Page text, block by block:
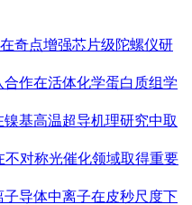
奇点增强芯片级陀螺仪研
作在活体化学蛋白质组学
基高温超导机理研究中取
不对称光催化领域取得重要
导体中离子在皮秒尺度下